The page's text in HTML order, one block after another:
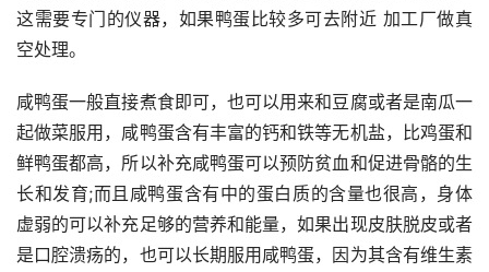
这需要专门的仪器，如果鸭蛋比较多可去附近 加工厂做真
空处理。
咸鸭蛋一般直接煮食即可，也可以用来和豆腐或者是南瓜一
起做菜服用，咸鸭蛋含有丰富的钙和铁等无机盐，比鸡蛋和
鲜鸭蛋都高，所以补充咸鸭蛋可以预防贫血和促进骨骼的生
长和发育;而且咸鸭蛋含有中的蛋白质的含量也很高，身体
虚弱的可以补充足够的营养和能量，如果出现皮肤脱皮或者
是口腔溃疡的，也可以长期服用咸鸭蛋，因为其含有维生素